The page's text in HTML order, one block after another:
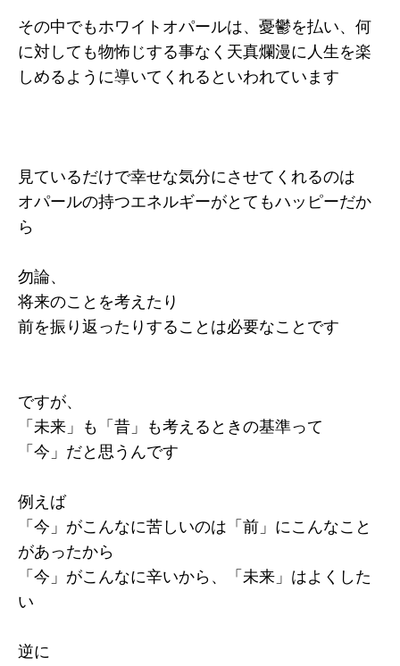
その中でもホワイトオパールは、憂鬱を払い、何
に対しても物怖じする事なく天真爛漫に人生を楽
しめるように導いてくれるといわれています
見ているだけで幸せな気分にさせてくれるのは
オパールの持つエネルギーがとてもハッピーだか
ら
勿論、
将来のことを考えたり
前を振り返ったりすることは必要なことです
ですが、
「未来」も「昔」も考えるときの基準って
「今」だと思うんです
例えば
「今」がこんなに苦しいのは「前」にこんなこと
があったから
「今」がこんなに辛いから、「未来」はよくした
い
逆に